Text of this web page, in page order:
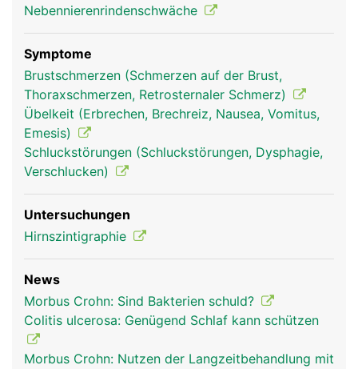
Nebennierenrindenschwäche
Symptome
Brustschmerzen (Schmerzen auf der Brust,
Thoraxschmerzen, Retrosternaler Schmerz)
Übelkeit (Erbrechen, Brechreiz, Nausea, Vomitus,
Emesis)
Schluckstörungen (Schluckstörungen, Dysphagie,
Verschlucken)
Untersuchungen
Hirnszintigraphie
News
Morbus Crohn: Sind Bakterien schuld?
Colitis ulcerosa: Genügend Schlaf kann schützen
Morbus Crohn: Nutzen der Langzeitbehandlung mit